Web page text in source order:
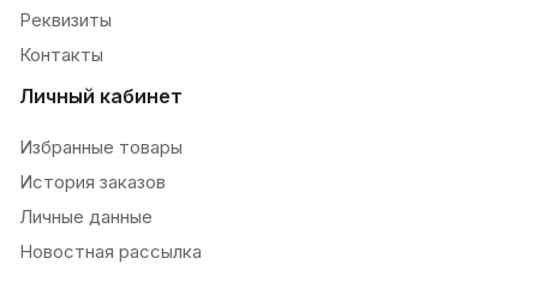
Реквизиты
Контакты
Личный кабинет
Избранные товары
История заказов
Личные данные
Новостная рассылка